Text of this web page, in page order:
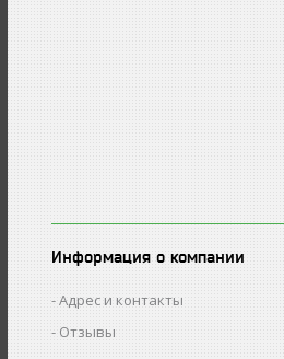
Информация о компании
Адрес и контакты
Отзывы